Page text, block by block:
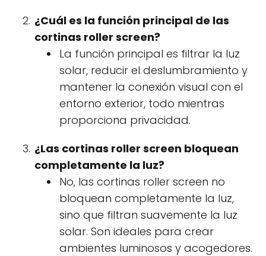
¿Cuál es la función principal de las
cortinas roller screen?
La función principal es filtrar la luz
solar, reducir el deslumbramiento y
mantener la conexión visual con el
entorno exterior, todo mientras
proporciona privacidad.
¿Las cortinas roller screen bloquean
completamente la luz?
No, las cortinas roller screen no
bloquean completamente la luz,
sino que filtran suavemente la luz
solar. Son ideales para crear
ambientes luminosos y acogedores.